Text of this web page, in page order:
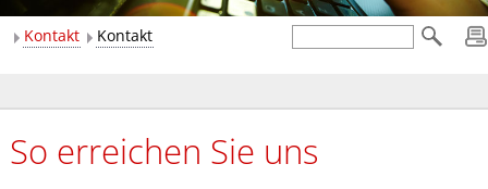
Kontakt Kontakt
So erreichen Sie uns